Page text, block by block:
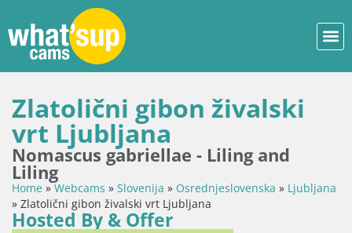
Zlatolični gibon živalski
vrt Ljubljana
Nomascus gabriellae - Liling and
Liling
Home »Webcams » Slovenija » Osrednjeslovenska » Ljubljana
» Zlatolični gibon živalski vrt Ljubljana
Hosted By & Offer